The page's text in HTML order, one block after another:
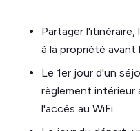
Partager
à la propriété avant
Le 1er jour d'un
règlement intérieur
l'accès au WiFi